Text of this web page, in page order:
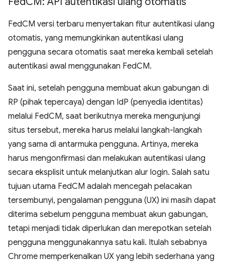
FedCM versi terbaru menyertakan fitur autentikasi ulang
otomatis, yang memungkinkan autentikasi ulang
pengguna secara otomatis saat mereka kembali setelah
autentikasi awal menggunakan FedCM.
Saat ini, setelah pengguna membuat akun gabungan di
RP (pihak tepercaya) dengan IdP (penyedia identitas)
melalui FedCM, saat berikutnya mereka mengunjungi
situs tersebut, mereka harus melalui langkah-langkah
yang sama di antarmuka pengguna. Artinya, mereka
harus mengonfirmasi dan melakukan autentikasi ulang
secara eksplisit untuk melanjutkan alur login. Salah satu
tujuan utama FedCM adalah mencegah pelacakan
tersembunyi, pengalaman pengguna (UX) ini masih dapat
diterima sebelum pengguna membuat akun gabungan,
tetapi menjadi tidak diperlukan dan merepotkan setelah
pengguna menggunakannya satu kali. Itulah sebabnya
Chrome memperkenalkan UX yang lebih sederhana yang